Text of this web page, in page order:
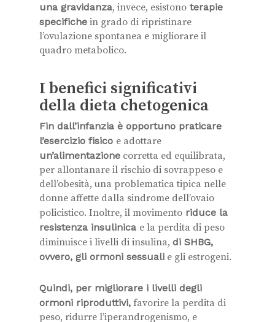
una gravidanza, invece, esistono terapie
specifiche in grado di ripristinare
l’ovulazione spontanea e migliorare il
quadro metabolico.
I benefici significativi
della dieta chetogenica
Fin dall’infanzia è opportuno praticare
l’esercizio fisico e adottare
un’alimentazione corretta ed equilibrata,
per allontanare il rischio di sovrappeso e
dell’obesità, una problematica tipica nelle
donne affette dalla sindrome dell’ovaio
policistico. Inoltre, il movimento riduce la
resistenza insulinica e la perdita di peso
diminuisce i livelli di insulina, di SHBG,
ovvero, gli ormoni sessuali e gli estrogeni.
Quindi, per migliorare i livelli degli
ormoni riproduttivi, favorire la perdita di
peso, ridurre l’iperandrogenismo, e